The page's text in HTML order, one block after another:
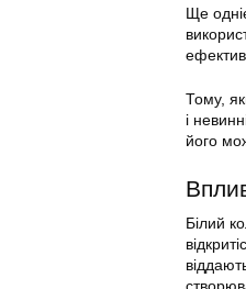
Ще
Тому,
і
його
Білий